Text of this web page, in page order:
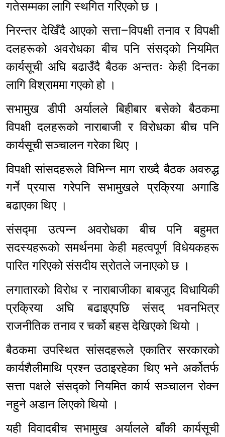
गतेसम्मका लागि स्थगित गरिएको छ ।
निरन्तर देखिँदै आएको सत्ता–विपक्षी तनाव र विपक्षी
दलहरूको अवरोधका बीच पनि संसद्को नियमित
कार्यसूची अघि बढाउँदै बैठक अन्ततः केही दिनका
लागि विश्राममा गएको हो ।
सभामुख डीपी अर्यालले बिहीबार बसेको बैठकमा
विपक्षी दलहरूको नाराबाजी र विरोधका बीच पनि
कार्यसूची सञ्चालन गरेका थिए ।
विपक्षी सांसदहरूले विभिन्न माग राख्दै बैठक अवरुद्ध
गर्ने प्रयास गरेपनि सभामुखले प्रक्रिया अगाडि
बढाएका थिए ।
संसद्मा उत्पन्न अवरोधका बीच पनि बहुमत
सदस्यहरूको समर्थनमा केही महत्वपूर्ण विधेयकहरू
पारित गरिएको संसदीय स्रोतले जनाएको छ ।
लगातारको विरोध र नाराबाजीका बाबजुद विधायिकी
प्रक्रिया अघि बढाइएपछि संसद् भवनभित्र
राजनीतिक तनाव र चर्को बहस देखिएको थियो ।
बैठकमा उपस्थित सांसदहरूले एकातिर सरकारको
कार्यशैलीमाथि प्रश्न उठाइरहेका थिए भने अर्कोतर्फ
सत्ता पक्षले संसद्को नियमित कार्य सञ्चालन रोक्न
नहुने अडान लिएको थियो ।
यही विवादबीच सभामुख अर्यालले बाँकी कार्यसूची